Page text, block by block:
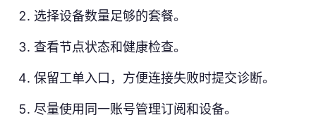
选择设备数量足够的套餐。
查看节点状态和健康检查。
保留工单入口，方便连接失败时提交诊断。
尽量使用同一账号管理订阅和设备。